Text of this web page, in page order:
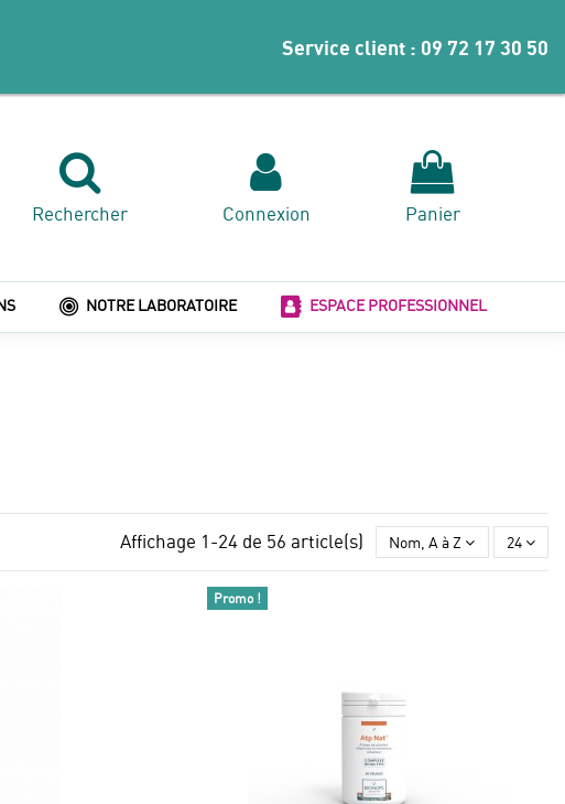
Service client : 09 72 17 30 50
Rechercher Connexion Panier
NOTRE LABORATOIRE ESPACE PROFESSIONNEL
Affichage 1-24 de 56 article(s) Nom, A à Z 24
Promo !